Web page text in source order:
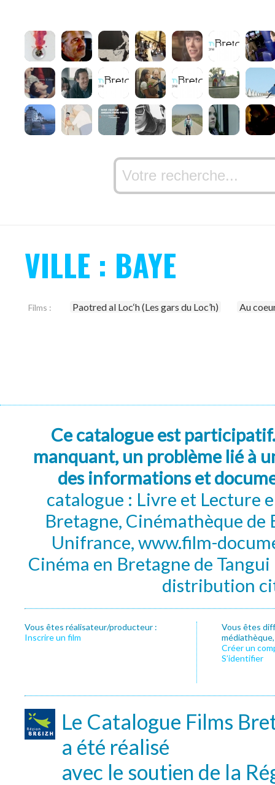
VILLE : BAYE
Films : Paotred al Loc‘h (Les gars du Loc’h) Au
Ce catalogue est
manquant, un problème lié à
des informations et
catalogue : Livre et Lecture
Bretagne, Cinémathèque de
Unifrance, www.film-
Cinéma en Bretagne de
distribution
Vous êtes réalisateur/producteur :
Inscrire un film
Vous êtes
Créer un
S’identifier
Le Catalogue Films
a été réalisé
avec le soutien de la